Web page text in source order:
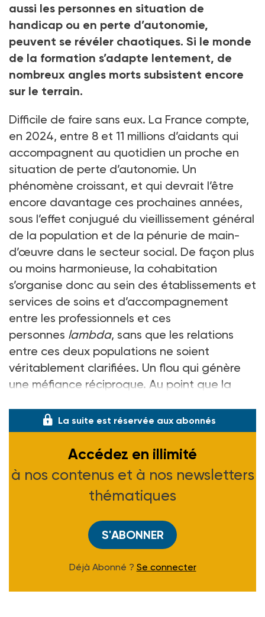
aussi les personnes en situation de
handicap ou en perte d’autonomie,
peuvent se révéler chaotiques. Si le monde
de la formation s’adapte lentement, de
nombreux angles morts subsistent encore
sur le terrain.
Difficile de faire sans eux. La France compte,
en 2024, entre 8 et 11 millions d’aidants qui
accompagnent au quotidien un proche en
situation de perte d’autonomie. Un
phénomène croissant, et qui devrait l’être
encore davantage ces prochaines années,
sous l’effet conjugué du vieillissement général
de la population et de la pénurie de main-
d’œuvre dans le secteur social. De façon plus
ou moins harmonieuse, la cohabitation
s’organise donc au sein des établissements et
services de soins et d’accompagnement
entre les professionnels et ces
personnes lambda, sans que les relations
entre ces deux populations ne soient
véritablement clarifiées. Un flou qui génère
une méfiance réciproque. Au point que la
La suite est réservée aux abonnés
Accédez en illimité
à nos contenus et à nos newsletters
thématiques
S'ABONNER
Déjà Abonné ? Se connecter